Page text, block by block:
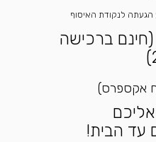
25 ש"ח (חינם ברכישה
אקספרס)